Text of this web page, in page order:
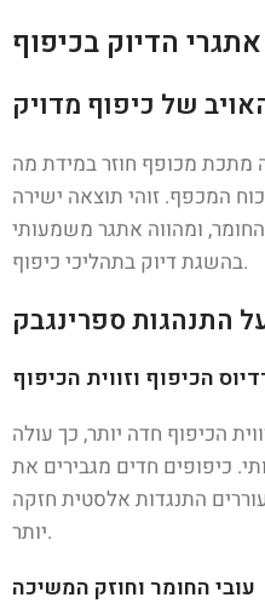
אתגרי הדיוק בכיפוף
של כיפוף מדויק
מתכת מכופף חוזר במידת מה
המכפף. זוהי תוצאה ישירה
ומהווה אתגר משמעותי
בהשגת דיוק בתהליכי כיפוף.
התנהגות ספרינגבק
הכיפוף וזווית הכיפוף
הכיפוף חדה יותר, כך עולה
כיפופים חדים מגבירים את
התנגדות אלסטית חזקה
יותר.
עובי החומר וחוזק המשיכה